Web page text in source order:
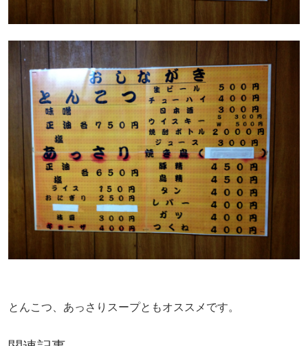
とんこつ、あっさりスープともオススメです。